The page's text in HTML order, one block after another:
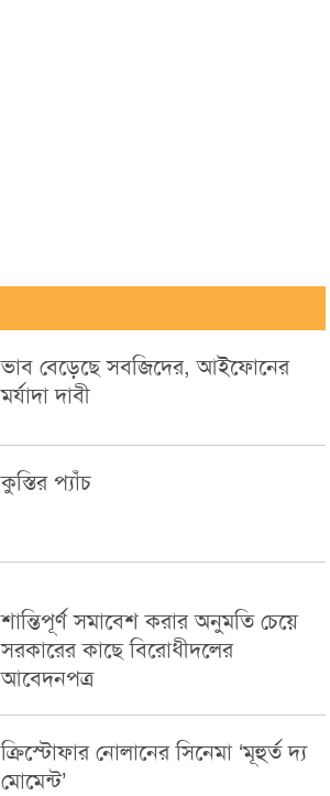
ভাব বেড়েছে সবজিদের, আইফোনের
মর্যাদা দাবী
কুস্তির প্যাঁচ
শান্তিপূর্ণ সমাবেশ করার অনুমতি চেয়ে
সরকারের কাছে বিরোধীদলের
আবেদনপত্র
ক্রিস্টোফার নোলানের সিনেমা ‘মূহুর্ত দ্য
মোমেন্ট’